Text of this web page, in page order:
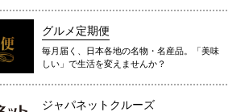
グルメ定期便
毎月届く、日本各地の名物・名産品。「美味
しい」で生活を変えませんか？
ジャパネットクルーズ